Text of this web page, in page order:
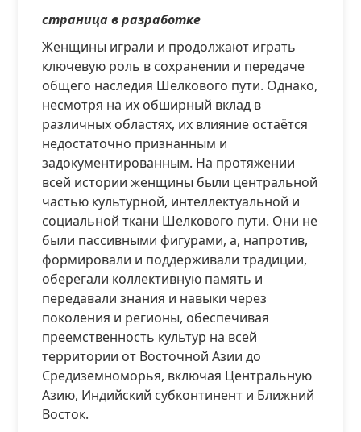
страница в разработке
Женщины играли и продолжают играть
ключевую роль в сохранении и передаче
общего наследия Шелкового пути. Однако,
несмотря на их обширный вклад в
различных областях, их влияние остаётся
недостаточно признанным и
задокументированным. На протяжении
всей истории женщины были центральной
частью культурной, интеллектуальной и
социальной ткани Шелкового пути. Они не
были пассивными фигурами, а, напротив,
формировали и поддерживали традиции,
оберегали коллективную память и
передавали знания и навыки через
поколения и регионы, обеспечивая
преемственность культур на всей
территории от Восточной Азии до
Средиземноморья, включая Центральную
Азию, Индийский субконтинент и Ближний
Восток.